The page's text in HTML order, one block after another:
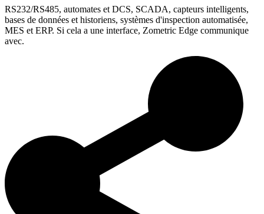
RS232/RS485, automates et DCS, SCADA, capteurs intelligents,
bases de données et historiens, systèmes d'inspection automatisée,
MES et ERP. Si cela a une interface, Zometric Edge communique
avec.